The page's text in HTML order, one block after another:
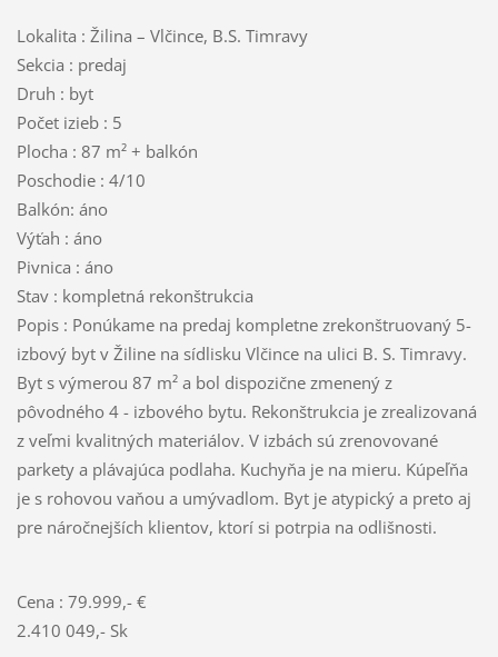
Lokalita : Žilina – Vlčince, B.S. Timravy
Sekcia : predaj
Druh : byt
Počet izieb : 5
Plocha : 87 m² + balkón
Poschodie : 4/10
Balkón: áno
Výťah : áno
Pivnica : áno
Stav : kompletná rekonštrukcia
Popis : Ponúkame na predaj kompletne zrekonštruovaný 5-
izbový byt v Žiline na sídlisku Vlčince na ulici B. S. Timravy.
Byt s výmerou 87 m² a bol dispozične zmenený z
pôvodného 4 - izbového bytu. Rekonštrukcia je zrealizovaná
z veľmi kvalitných materiálov. V izbách sú zrenovované
parkety a plávajúca podlaha. Kuchyňa je na mieru. Kúpeľňa
je s rohovou vaňou a umývadlom. Byt je atypický a preto aj
pre náročnejších klientov, ktorí si potrpia na odlišnosti.
Cena : 79.999,- €
2.410 049,- Sk